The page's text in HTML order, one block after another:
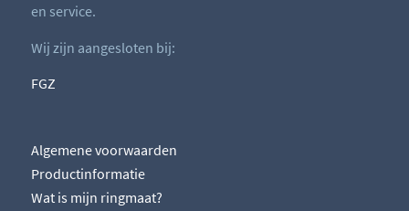
en service.
Wij zijn aangesloten bij:
FGZ
Algemene voorwaarden
Productinformatie
Wat is mijn ringmaat?